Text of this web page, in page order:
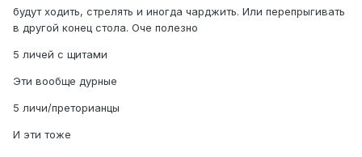
будут ходить, стрелять и иногда чарджить. Или перепрыгивать
в другой конец стола. Оче полезно
5 личей с щитами
Эти вообще дурные
5 личи/преторианцы
И эти тоже